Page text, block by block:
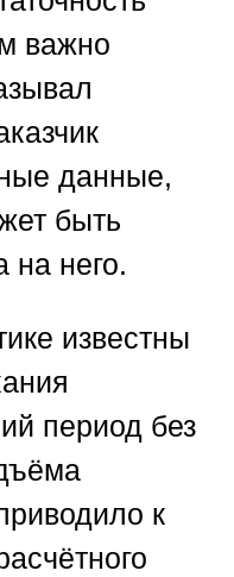
важно
данные,
быть
на него.
известны
период без
к